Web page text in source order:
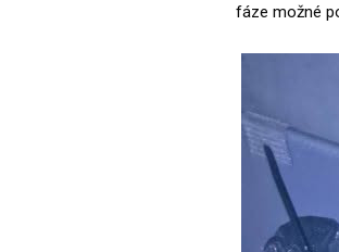
fáze možné